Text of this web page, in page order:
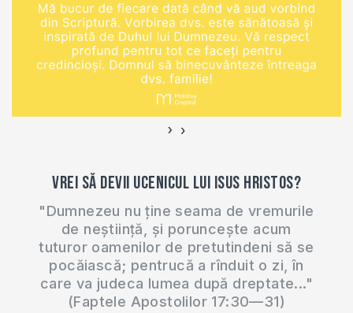
‹ ›
Vrei să devii ucenicul lui Isus Hristos?
"Dumnezeu nu ține seama de vremurile
de neștiință, și poruncește acum
tuturor oamenilor de pretutindeni să se
pocăiască; pentrucă a rînduit o zi, în
care va judeca lumea după dreptate..."
(Faptele Apostolilor 17:30—31)